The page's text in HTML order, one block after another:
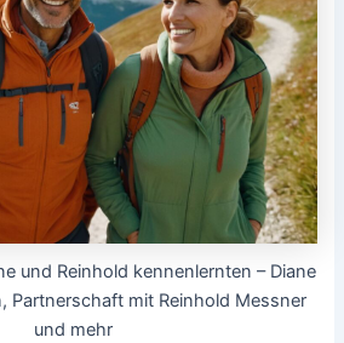
und Reinhold kennenlernten – Diane
Partnerschaft mit Reinhold Messner
und mehr